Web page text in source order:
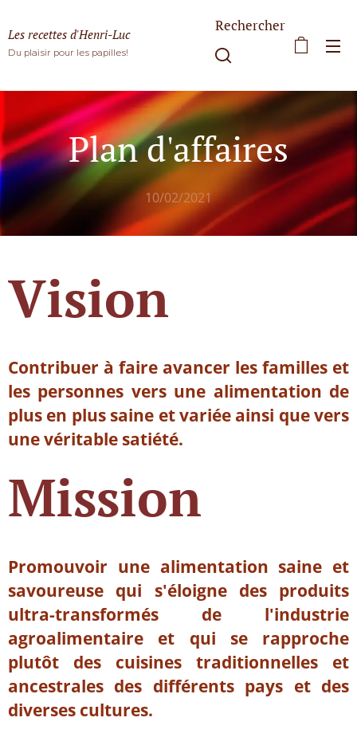
Les recettes d'Henri-Luc
Du plaisir pour les papilles!
Rechercher
Plan d'affaires
10/02/2021
Vision
Contribuer à faire avancer les familles et
les personnes vers une alimentation de
plus en plus saine et variée ainsi que vers
une véritable satiété.
Mission
Promouvoir une alimentation saine et
savoureuse qui s'éloigne des produits
ultra-transformés de l'industrie
agroalimentaire et qui se rapproche
plutôt des cuisines traditionnelles et
ancestrales des différents pays et des
diverses cultures.